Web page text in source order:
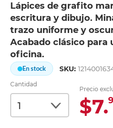
Lápices de grafito
escritura y dibujo.
trazo uniforme y
Acabado clásico para
oficina.
En stock SKU:
Cantidad
Precio
$7.